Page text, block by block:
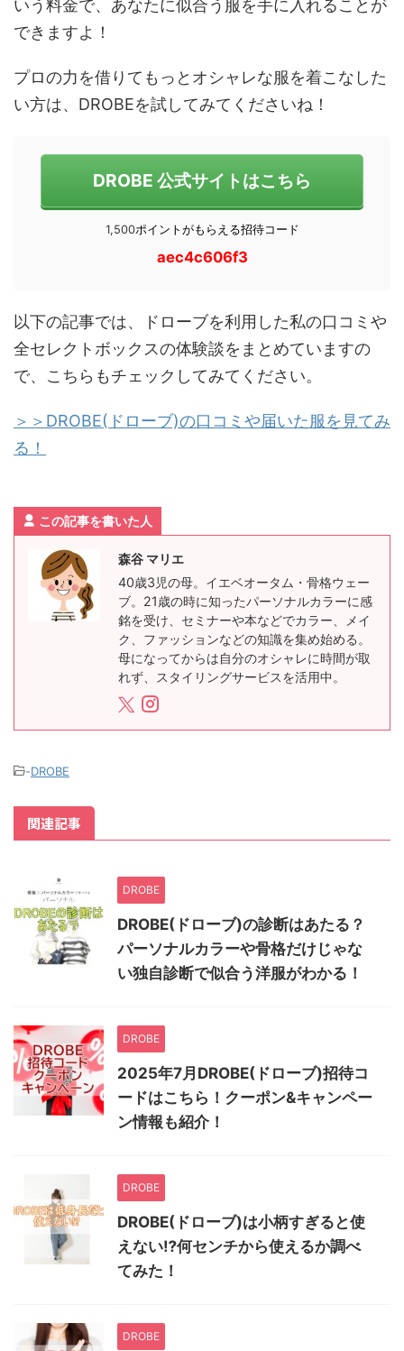
いう料金で、あなたに似合う服を手に入れることが
できますよ！
プロの力を借りてもっとオシャレな服を着こなした
い方は、DROBEを試してみてくださいね！
DROBE 公式サイトはこちら
1,500ポイントがもらえる招待コード
aec4c606f3
以下の記事では、ドローブを利用した私の口コミや
全セレクトボックスの体験談をまとめていますの
で、こちらもチェックしてみてください。
＞＞DROBE(ドローブ)の口コミや届いた服を見てみ
る！
この記事を書いた人
森谷 マリエ
40歳3児の母。イエベオータム・骨格ウェー
ブ。21歳の時に知ったパーソナルカラーに感
銘を受け、セミナーや本などでカラー、メイ
ク、ファッションなどの知識を集め始める。
母になってからは自分のオシャレに時間が取
れず、スタイリングサービスを活用中。
-DROBE
関連記事
DROBE
DROBE(ドローブ)の診断はあたる？
パーソナルカラーや骨格だけじゃな
い独自診断で似合う洋服がわかる！
DROBE
2025年7月DROBE(ドローブ)招待コ
ードはこちら！クーポン&キャンペー
ン情報も紹介！
DROBE
DROBE(ドローブ)は小柄すぎると使
えない⁉何センチから使えるか調べ
てみた！
DROBE